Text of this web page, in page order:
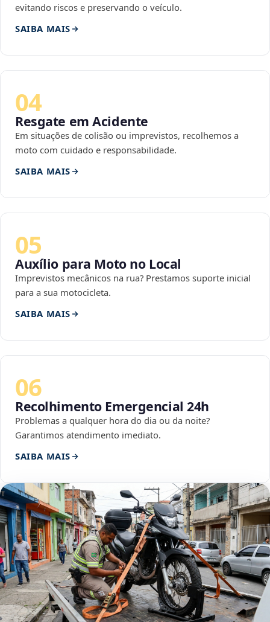
evitando riscos e preservando o veículo.
SAIBA MAIS
04
Resgate em Acidente
Em situações de colisão ou imprevistos, recolhemos a
moto com cuidado e responsabilidade.
SAIBA MAIS
05
Auxílio para Moto no Local
Imprevistos mecânicos na rua? Prestamos suporte inicial
para a sua motocicleta.
SAIBA MAIS
06
Recolhimento Emergencial 24h
Problemas a qualquer hora do dia ou da noite?
Garantimos atendimento imediato.
SAIBA MAIS